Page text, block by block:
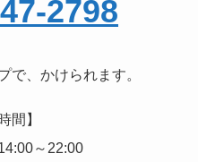
2798
で、かけられます。
間】
～22:00